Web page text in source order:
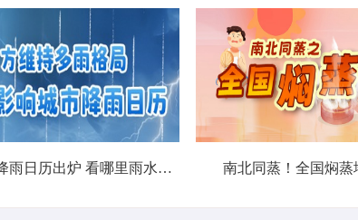
北方城市降雨日历出炉 看哪里雨水超长待机 南北同蒸！全国焖蒸